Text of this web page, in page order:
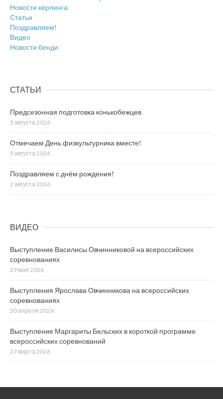
Новости кёрлинга
Статьи
Поздравляем!
Видео
Новости бенди
СТАТЬИ
Предсезонная подготовка конькобежцев
5 августа 2026
Отмечаем День физкультурника вместе!
5 августа 2026
Поздравляем с днём рождения!
2 августа 2026
ВИДЕО
Выступление Василисы Овчинниковой на всероссийских
соревнованиях
29 мая 2026
Выступления Ярослава Овчинникова на всероссийских
соревнованиях
20 апреля 2026
Выступление Маргариты Бельских в короткой программе
всероссийских соревнований
27 марта 2026